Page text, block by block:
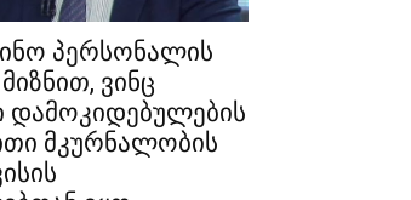
პერსონალის
ვინც
მკურნალობის